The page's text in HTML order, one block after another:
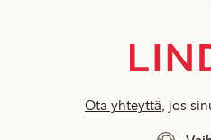
Ota yhteyttä , jos